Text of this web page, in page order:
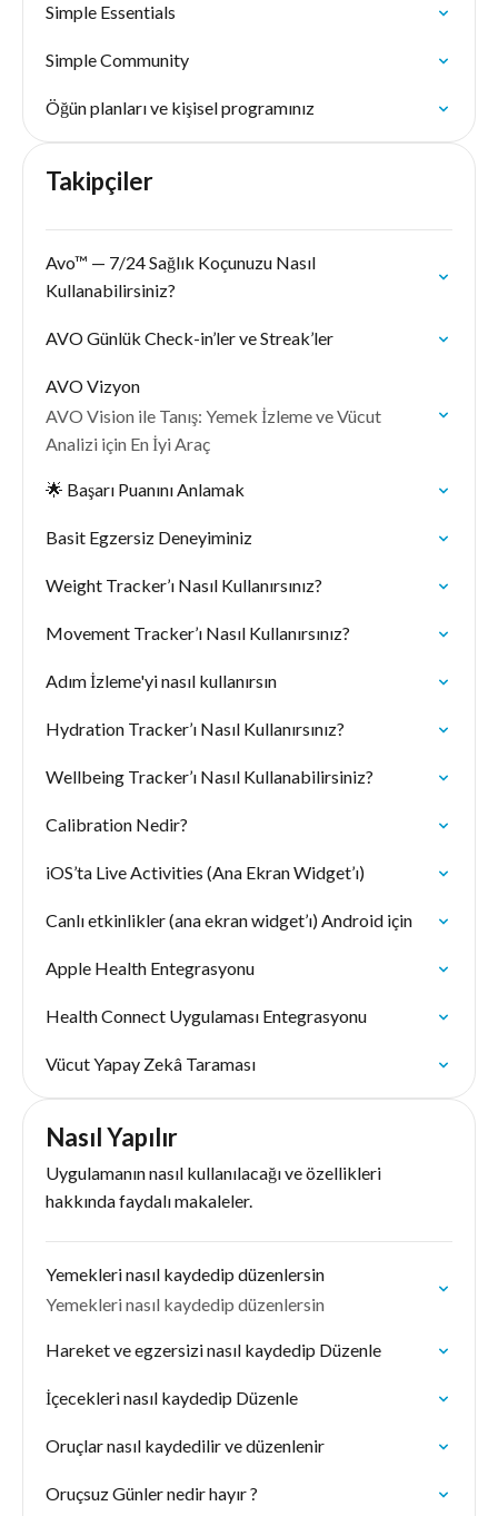
Simple Essentials
Simple Community
Öğün planları ve kişisel programınız
Takipçiler
Avo™ — 7/24 Sağlık Koçunuzu Nasıl
Kullanabilirsiniz?
AVO Günlük Check-in’ler ve Streak’ler
AVO Vizyon
AVO Vision ile Tanış: Yemek İzleme ve Vücut
Analizi için En İyi Araç
🌟 Başarı Puanını Anlamak
Basit Egzersiz Deneyiminiz
Weight Tracker’ı Nasıl Kullanırsınız?
Movement Tracker’ı Nasıl Kullanırsınız?
Adım İzleme'yi nasıl kullanırsın
Hydration Tracker’ı Nasıl Kullanırsınız?
Wellbeing Tracker’ı Nasıl Kullanabilirsiniz?
Calibration Nedir?
iOS’ta Live Activities (Ana Ekran Widget’ı)
Canlı etkinlikler (ana ekran widget’ı) Android için
Apple Health Entegrasyonu
Health Connect Uygulaması Entegrasyonu
Vücut Yapay Zekâ Taraması
Nasıl Yapılır
Uygulamanın nasıl kullanılacağı ve özellikleri
hakkında faydalı makaleler.
Yemekleri nasıl kaydedip düzenlersin
Yemekleri nasıl kaydedip düzenlersin
Hareket ve egzersizi nasıl kaydedip Düzenle
İçecekleri nasıl kaydedip Düzenle
Oruçlar nasıl kaydedilir ve düzenlenir
Oruçsuz Günler nedir hayır ?